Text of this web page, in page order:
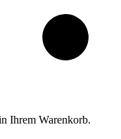
Ihrem Warenkorb.